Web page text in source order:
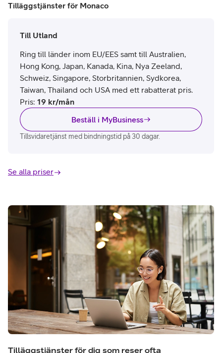
Tilläggstjänster för Monaco
Till Utland
Ring till länder inom EU/EES samt till Australien,
Hong Kong, Japan, Kanada, Kina, Nya Zeeland,
Schweiz, Singapore, Storbritannien, Sydkorea,
Taiwan, Thailand och USA med ett rabatterat pris.
Pris: 19 kr/mån
Beställ i MyBusiness
Tillsvidaretjänst med bindningstid på 30 dagar.
Se alla priser
Tilläggstjänster för dig som reser ofta